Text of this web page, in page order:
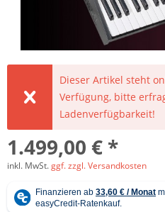
Dieser Artikel steht
Verfügung, bitte
Ladenverfügbarkeit!
1.499,00 € *
inkl. MwSt.ggf. zzgl. Versandkosten